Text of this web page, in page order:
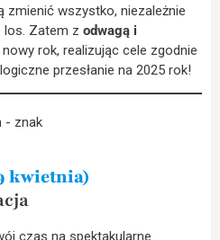
zmienić wszystko, niezależnie
los. Zatem z odwagą i
rok, realizując cele zgodnie
przesłanie na 2025 rok!
kwietnia)
czas na spektakularne